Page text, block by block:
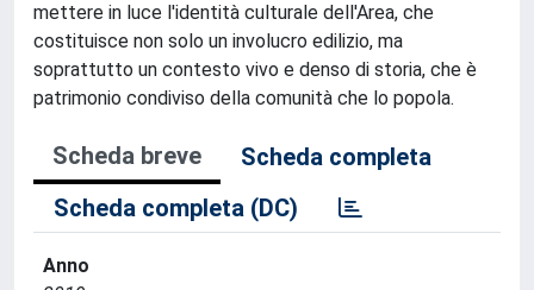
mettere in luce l'identità culturale dell'Area, che
costituisce non solo un involucro edilizio, ma
soprattutto un contesto vivo e denso di storia, che è
patrimonio condiviso della comunità che lo popola.
Scheda breve
Scheda completa
Scheda completa (DC)
Anno